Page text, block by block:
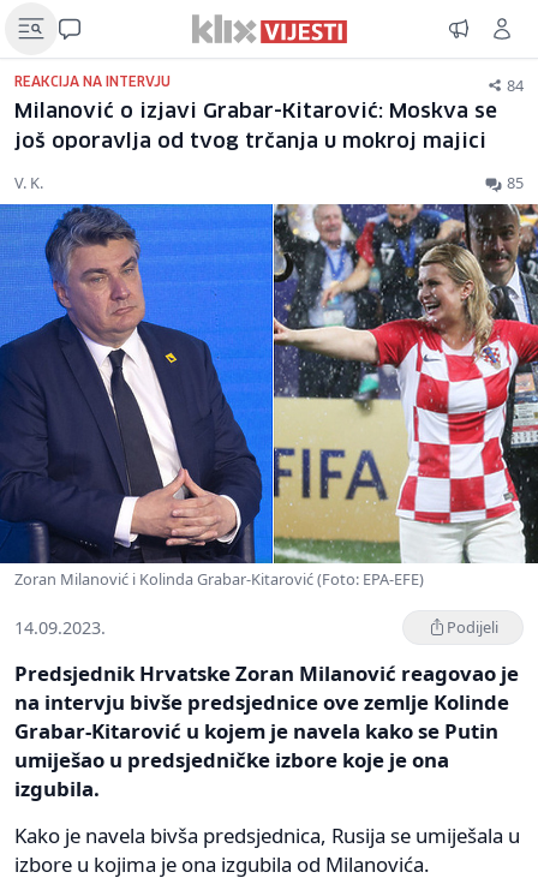
REAKCIJA NA INTERVJU 84
Milanović o izjavi Grabar-Kitarović: Moskva se
još oporavlja od tvog trčanja u mokroj majici
V. K. 85
Zoran Milanović i Kolinda Grabar-Kitarović (Foto: EPA-EFE)
14.09.2023. Podijeli
Predsjednik Hrvatske Zoran Milanović reagovao je
na intervju bivše predsjednice ove zemlje Kolinde
Grabar-Kitarović u kojem je navela kako se Putin
umiješao u predsjedničke izbore koje je ona
izgubila.
Kako je navela bivša predsjednica, Rusija se umiješala u
izbore u kojima je ona izgubila od Milanovića.